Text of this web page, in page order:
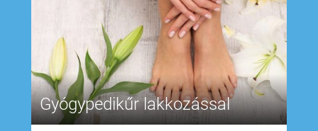
Gyógypedikűr lakkozással